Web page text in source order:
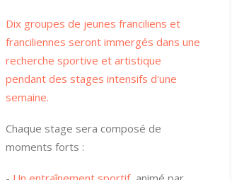
Dix groupes de jeunes franciliens et
franciliennes seront immergés dans une
recherche sportive et artistique
pendant des stages intensifs d'une
semaine.
Chaque stage sera composé de
moments forts :